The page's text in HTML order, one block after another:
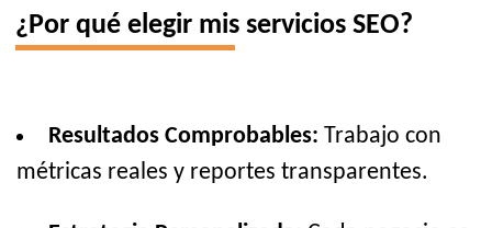
¿Por qué elegir mis servicios SEO?
Resultados Comprobables: Trabajo con
métricas reales y reportes transparentes.